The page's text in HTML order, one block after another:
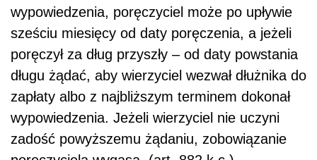
wypowiedzenia, poręczyciel może po upływie
sześciu miesięcy od daty poręczenia, a jeżeli
poręczył za dług przyszły – od daty powstania
długu żądać, aby wierzyciel wezwał dłużnika do
zapłaty albo z najbliższym terminem dokonał
wypowiedzenia. Jeżeli wierzyciel nie uczyni
zadość powyższemu żądaniu, zobowiązanie